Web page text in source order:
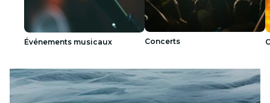
Événements musicaux Concerts